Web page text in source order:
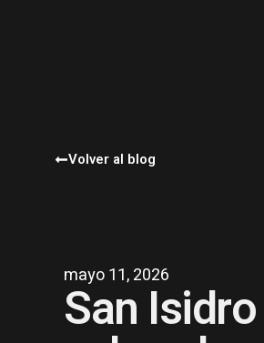
Volver al blog
mayo 11, 2026
San